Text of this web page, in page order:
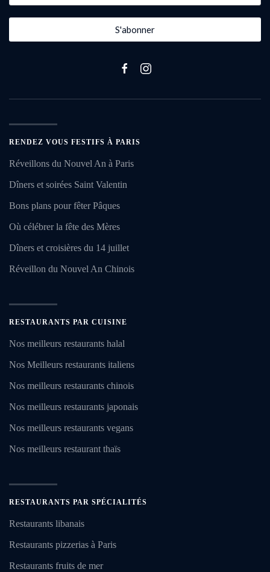
S'abonner
RENDEZ VOUS FESTIFS À PARIS
Réveillons du Nouvel An à Paris
Dîners et soirées Saint Valentin
Bons plans pour fêter Pâques
Où célébrer la fête des Mères
Dîners et croisières du 14 juillet
Réveillon du Nouvel An Chinois
RESTAURANTS PAR CUISINE
Nos meilleurs restaurants halal
Nos Meilleurs restaurants italiens
Nos meilleurs restaurants chinois
Nos meilleurs restaurants japonais
Nos meilleurs restaurants vegans
Nos meilleurs restaurant thaïs
RESTAURANTS PAR SPÉCIALITÉS
Restaurants libanais
Restaurants pizzerias à Paris
Restaurants fruits de mer